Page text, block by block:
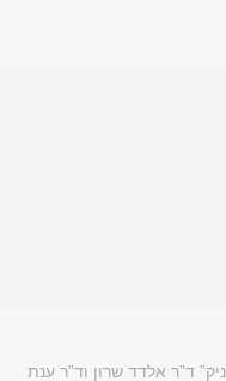
ד”ר אלדד שרון וד”ר ענת